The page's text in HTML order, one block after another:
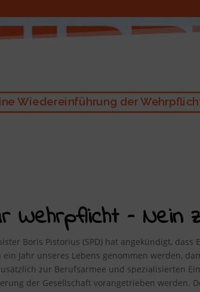
Wiedereinführung der
Wehrpflicht – Nein
Boris Pistorius (SPD) hat angekündigt,
ein Jahr unseres Lebens genommen werden,
zur Berufsarmee und spezialisierten
der Gesellschaft vorangetrieben werden.